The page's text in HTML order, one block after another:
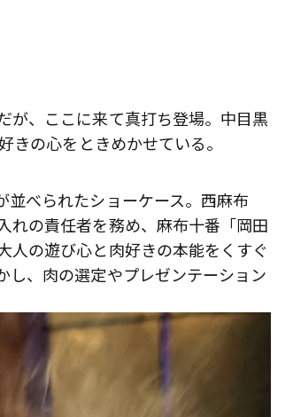
が、ここに来て真打ち登場。中目黒
の心をときめかせている。
並べられたショーケース。西麻布
れの責任者を務め、麻布十番「岡田
人の遊び心と肉好きの本能をくすぐ
し、肉の選定やプレゼンテーション
歌舞伎俳優・尾上右近が休息を過ごした、海最
前列ホテル「UMITO 熱海 別邸」